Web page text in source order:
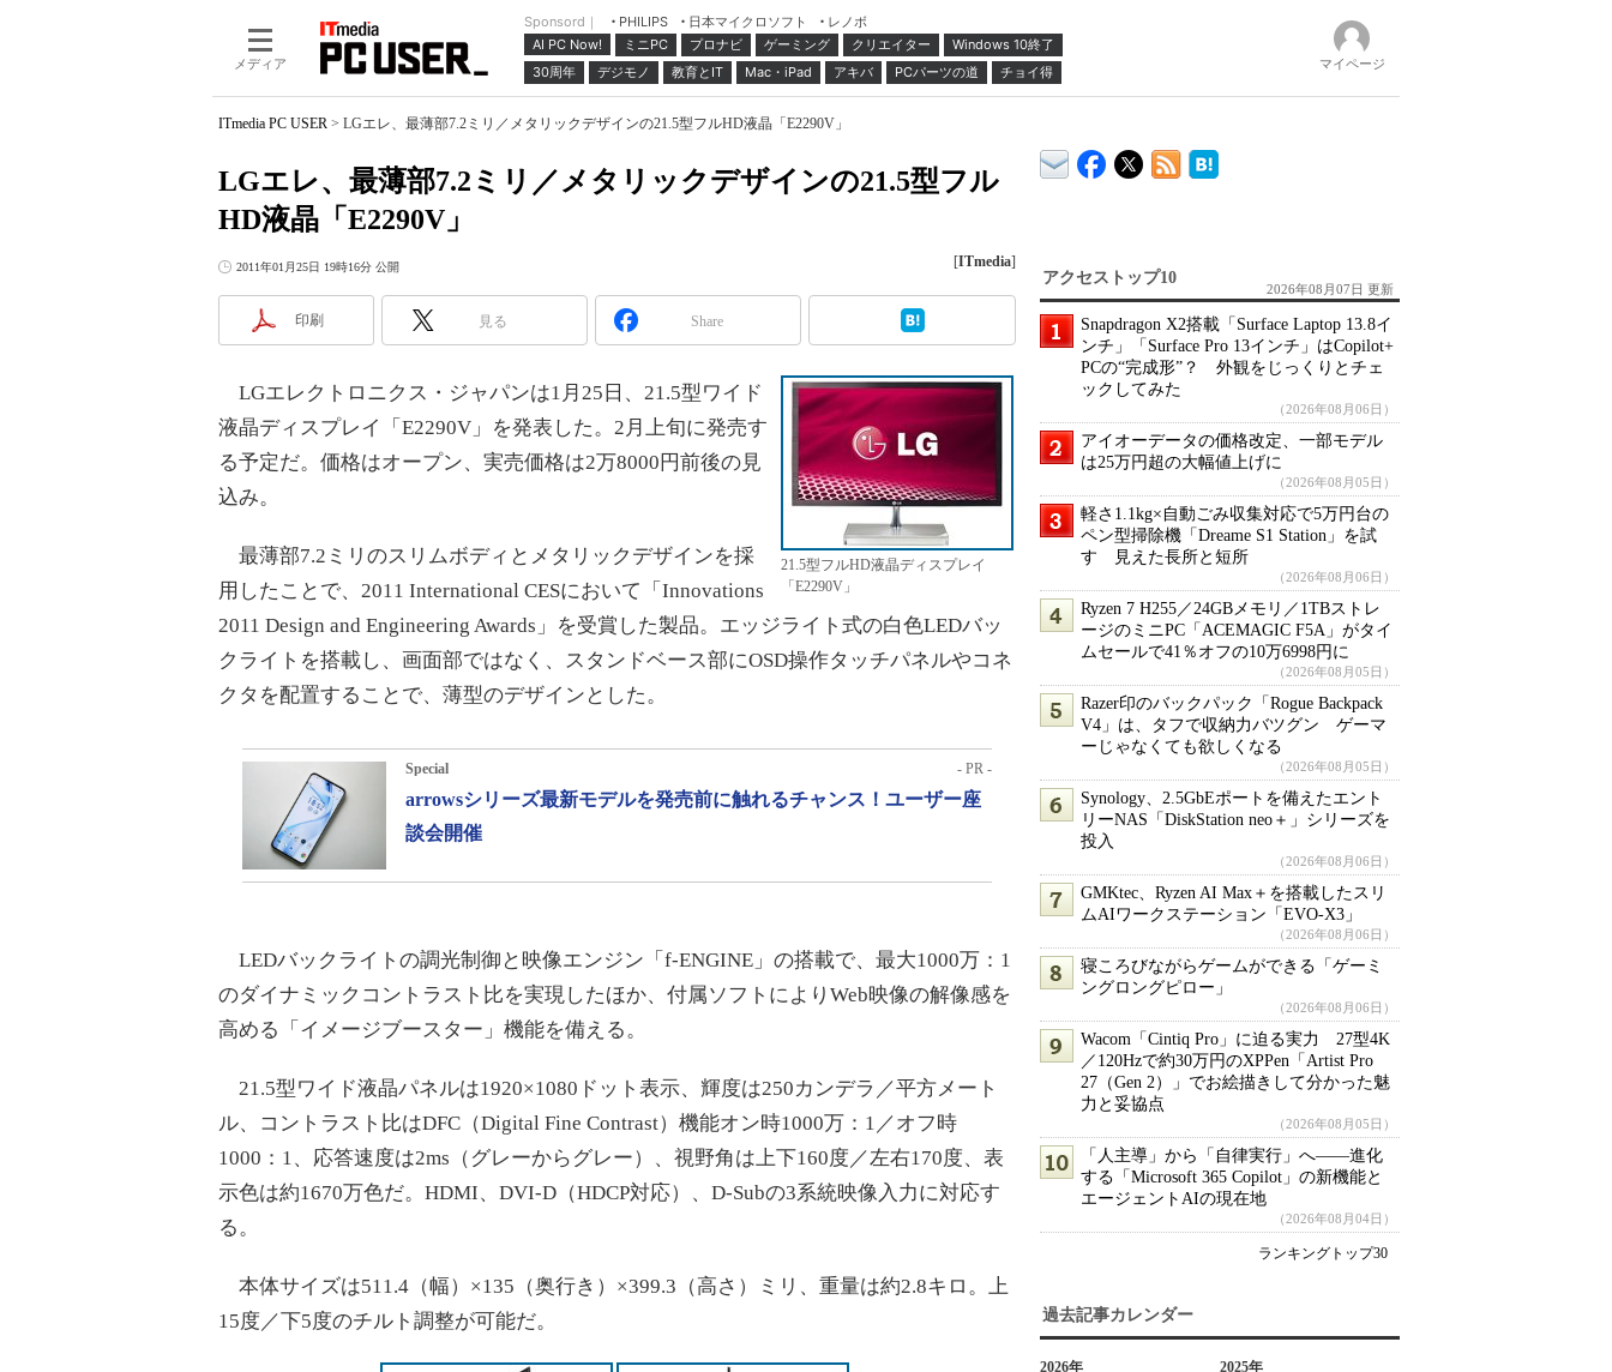
メディア
Sponsord｜ PHILIPS 日本マイクロソフト
レノボ
AI PC Now!
ミニPC プロナビ ゲーミング クリエイター
Windows 10終了
30周年
デジモノ 教育とIT Mac・iPad アキバ PCパーツの道 チョイ得 マイページ
ITmedia PC USER > LGエレ、最薄部7.2ミリ／メタリックデザインの21.5型フルHD液晶「E2290V」
LGエレ、最薄部7.2ミリ／メタリックデザインの21.5型フル
HD液晶「E2290V」
2011年01月25日 19時16分 公開 [ITmedia]
印刷 見る Share
21.5型フルHD液晶ディスプレイ
「E2290V」
LGエレクトロニクス・ジャパンは1月25日、21.5型ワイド
液晶ディスプレイ「E2290V」を発表した。2月上旬に発売す
る予定だ。価格はオープン、実売価格は2万8000円前後の見
込み。
最薄部7.2ミリのスリムボディとメタリックデザインを採
用したことで、2011 International CESにおいて「Innovations
2011 Design and Engineering Awards」を受賞した製品。エッジライト式の白色LEDバッ
クライトを搭載し、画面部ではなく、スタンドベース部にOSD操作タッチパネルやコネ
クタを配置することで、薄型のデザインとした。
Special - PR -
arrowsシリーズ最新モデルを発売前に触れるチャンス！ユーザー座
談会開催
LEDバックライトの調光制御と映像エンジン「f-ENGINE」の搭載で、最大1000万：1
のダイナミックコントラスト比を実現したほか、付属ソフトによりWeb映像の解像感を
高める「イメージブースター」機能を備える。
21.5型ワイド液晶パネルは1920×1080ドット表示、輝度は250カンデラ／平方メート
ル、コントラスト比はDFC（Digital Fine Contrast）機能オン時1000万：1／オフ時
1000：1、応答速度は2ms（グレーからグレー）、視野角は上下160度／左右170度、表
示色は約1670万色だ。HDMI、DVI-D（HDCP対応）、D-Subの3系統映像入力に対応す
る。
本体サイズは511.4（幅）×135（奥行き）×399.3（高さ）ミリ、重量は約2.8キロ。上
15度／下5度のチルト調整が可能だ。
アクセストップ10
2026年08月07日 更新
Snapdragon X2搭載「Surface Laptop 13.8イ
ンチ」「Surface Pro 13インチ」はCopilot+
PCの“完成形”？ 外観をじっくりとチェ
ックしてみた
（2026年08月06日）
アイオーデータの価格改定、一部モデル
は25万円超の大幅値上げに
（2026年08月05日）
軽さ1.1kg×自動ごみ収集対応で5万円台の
ペン型掃除機「Dreame S1 Station」を試
す 見えた長所と短所
（2026年08月06日）
Ryzen 7 H255／24GBメモリ／1TBストレ
ージのミニPC「ACEMAGIC F5A」がタイ
ムセールで41％オフの10万6998円に
（2026年08月05日）
Razer印のバックパック「Rogue Backpack
V4」は、タフで収納力バツグン ゲーマ
ーじゃなくても欲しくなる
（2026年08月05日）
Synology、2.5GbEポートを備えたエント
リーNAS「DiskStation neo＋」シリーズを
投入
（2026年08月06日）
GMKtec、Ryzen AI Max＋を搭載したスリ
ムAIワークステーション「EVO-X3」
（2026年08月06日）
寝ころびながらゲームができる「ゲーミ
ングロングピロー」
（2026年08月06日）
Wacom「Cintiq Pro」に迫る実力 27型4K
／120Hzで約30万円のXPPen「Artist Pro
27（Gen 2）」でお絵描きして分かった魅
力と妥協点
（2026年08月05日）
「人主導」から「自律実行」へ――進化
する「Microsoft 365 Copilot」の新機能と
エージェントAIの現在地
（2026年08月04日）
ランキングトップ30
過去記事カレンダー
2026年 2025年